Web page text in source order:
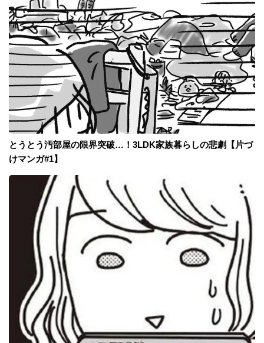
とうとう汚部屋の限界突破…！3LDK家族暮らしの悲劇【片づ
けマンガ#1】